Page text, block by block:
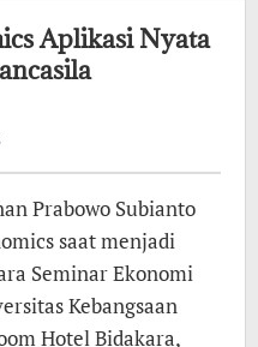
Aplikasi Nyata
Prabowo Subianto
saat menjadi
Seminar Ekonomi
Kebangsaan
Hotel Bidakara,